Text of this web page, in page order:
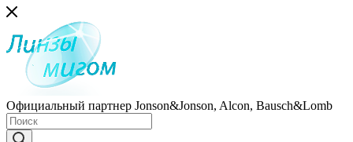
Официальный партнер Jonson&Jonson, Alcon, Bausch&Lomb